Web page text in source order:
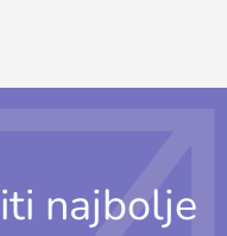
najbolje